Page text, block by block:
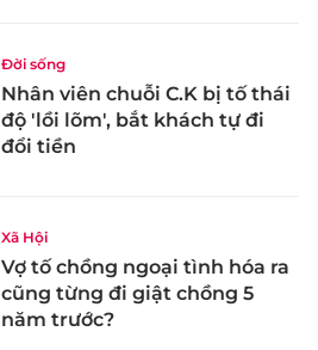
Đời sống
Nhân viên chuỗi C.K bị tố thái
độ 'lồi lõm', bắt khách tự đi
đổi tiền
Xã Hội
Vợ tố chồng ngoại tình hóa ra
cũng từng đi giật chồng 5
năm trước?